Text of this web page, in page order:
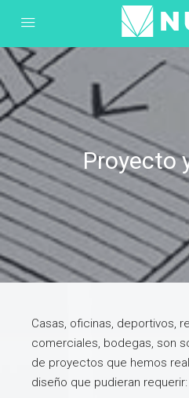
Proyecto
Casas, oficinas, deportivos,
comerciales, bodegas, son
de proyectos que hemos
diseño que pudieran requerir: